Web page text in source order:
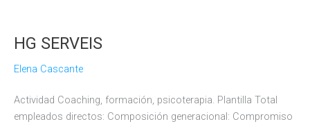
HG SERVEIS
Elena Cascante
Actividad Coaching, formación, psicoterapia. Plantilla Total
empleados directos: Composición generacional: Compromiso